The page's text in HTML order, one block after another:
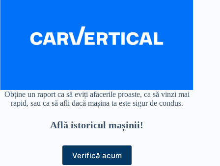
Obține un raport ca să eviți afacerile proaste, ca să vinzi mai
rapid, sau ca să afli dacă mașina ta este sigur de condus.
Află istoricul mașinii!
Verifică acum